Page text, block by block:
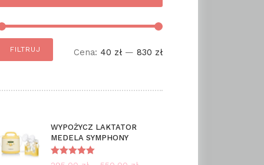
FILTRUJ Cena: 40 zł — 830 zł
WYPOŻYCZ LAKTATOR
MEDELA SYMPHONY
Oceniono